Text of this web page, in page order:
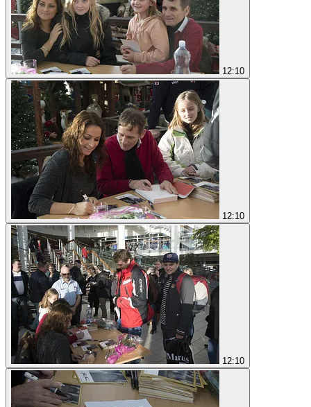
12:10
12:10
12:10